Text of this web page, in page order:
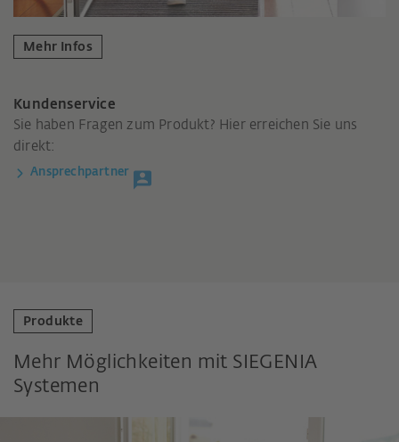
Mehr Infos
Kundenservice
Sie haben Fragen zum Produkt? Hier erreichen Sie uns
direkt:
Ansprechpartner
Produkte
Mehr Möglichkeiten mit SIEGENIA
Systemen